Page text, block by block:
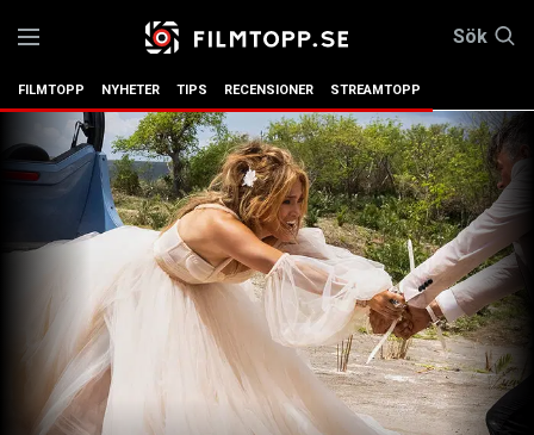
Sök
FILMTOPP NYHETER TIPS RECENSIONER STREAMTOPP